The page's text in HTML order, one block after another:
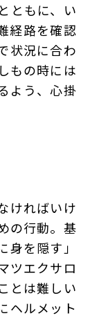
ともに、い
経路を確認
状況に合わ
もの時には
よう、心掛
ければいけ
の行動。基
を隠す」
ツエクサロ
とは難しい
ヘルメット